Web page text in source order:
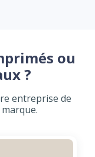
ou
?
entreprise de